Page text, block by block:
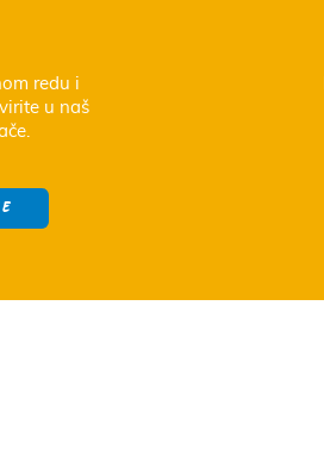
redu i
u naš